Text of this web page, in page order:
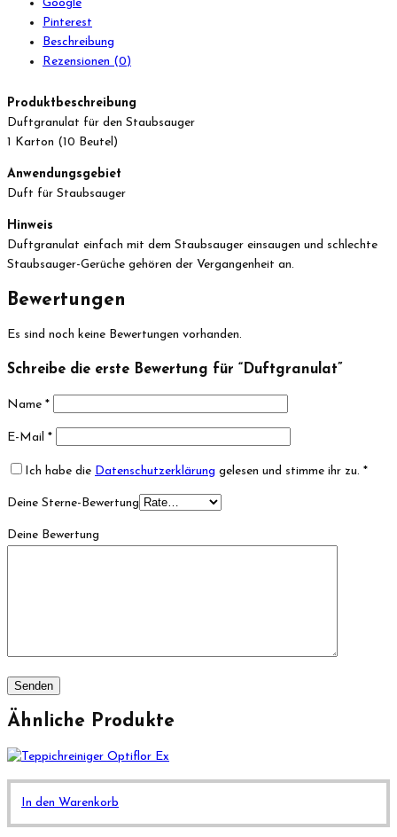
Google
Pinterest
Beschreibung
Rezensionen (0)
Produktbeschreibung
Duftgranulat für den Staubsauger
1 Karton (10 Beutel)
Anwendungsgebiet
Duft für Staubsauger
Hinweis
Duftgranulat einfach mit dem Staubsauger einsaugen und schlechte
Staubsauger-Gerüche gehören der Vergangenheit an.
Bewertungen
Es sind noch keine Bewertungen vorhanden.
Schreibe die erste Bewertung für “Duftgranulat”
Name *
E-Mail *
Ich habe die Datenschutzerklärung gelesen und stimme ihr zu. *
Deine Sterne-Bewertung
Deine Bewertung
Ähnliche Produkte
In den Warenkorb